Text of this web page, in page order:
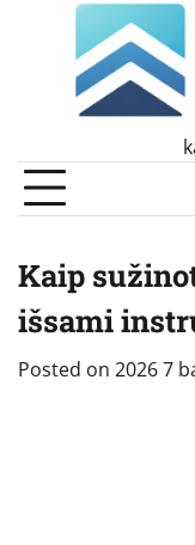
Kaip
išsami
Posted on 2026 7